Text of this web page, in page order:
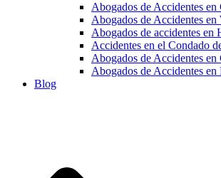
Abogados de Accidentes en
Abogados de Accidentes en
Abogados de accidentes en
Accidentes en el Condado
Abogados de Accidentes en
Abogados de Accidentes en
Blog